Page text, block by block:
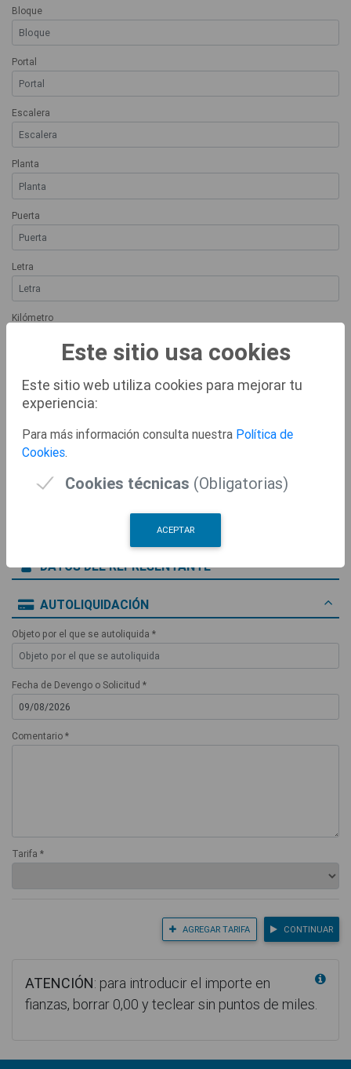
Bloque
Portal
Escalera
Planta
Puerta
Letra
Kilómetro
DATOS DEL REPRESENTANTE
AUTOLIQUIDACIÓN
Objeto por el que se autoliquida *
Fecha de Devengo o Solicitud *
Comentario *
Tarifa *
AGREGAR TARIFA CONTINUAR
ATENCIÓN: para introducir el importe en
fianzas, borrar 0,00 y teclear sin puntos de miles.
Este sitio usa cookies
Este sitio web utiliza cookies para mejorar tu
experiencia:
Para más información consulta nuestra Política de
Cookies.
Cookies técnicas (Obligatorias)
ACEPTAR